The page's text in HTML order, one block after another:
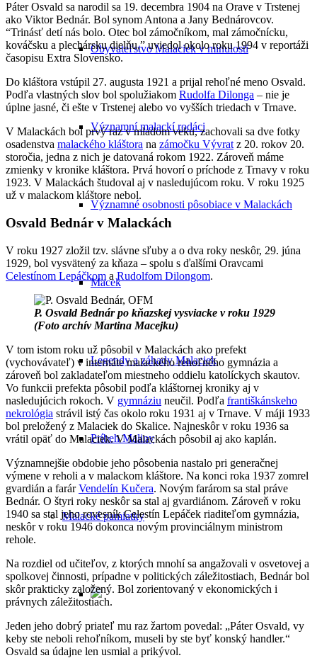
Obyvateľstvo Malaciek v minulosti
Významní malackí rodáci
Významné osobnosti pôsobiace v Malackách
Macek
Legendy a záhady Malaciek
Príbeh Maliny
Malacké pamiatky
Páter Osvald sa narodil sa 19. decembra 1904 na Orave v Trstenej
ako Viktor Bednár. Bol synom Antona a Jany Bednárovcov.
“Trinásť detí nás bolo. Otec bol zámočníkom, mal zámočnícku,
kováčsku a plechársku dielňu,” uviedol okolo roku 1994 v reportáži
časopisu Extra Slovensko.
Do kláštora vstúpil 27. augusta 1921 a prijal rehoľné meno Osvald.
Podľa vlastných slov bol spolužiakom Rudolfa Dilonga – nie je
úplne jasné, či ešte v Trstenej alebo vo vyšších triedach v Trnave.
V Malackách bol prvý raz v mladom veku, zachovali sa dve fotky
osadenstva malackého kláštora na zámočku Vývrat z 20. rokov 20.
storočia, jedna z nich je datovaná rokom 1922. Zároveň máme
zmienky v kronike kláštora. Prvá hovorí o príchode z Trnavy v roku
1923. V Malackách študoval aj v nasledujúcom roku. V roku 1925
už v malackom kláštore nebol.
Osvald Bednár v Malackách
V roku 1927 zložil tzv. slávne sľuby a o dva roky neskôr, 29. júna
1929, bol vysvätený za kňaza – spolu s ďalšími Oravcami
Celestínom Lepáčkom aRudolfom Dilongom.
P. Osvald Bednár po kňazskej vysviacke v roku 1929
(Foto archív Martina Macejku)
V tom istom roku už pôsobil v Malackách ako prefekt
(vychovávateľ) v internáte malackého rehoľného gymnázia a
zároveň bol zakladateľom miestneho oddielu katolíckych skautov.
Vo funkcii prefekta pôsobil podľa kláštornej kroniky aj v
nasledujúcich rokoch. V gymnáziu neučil. Podľa františkánskeho
nekrológia strávil istý čas okolo roku 1931 aj v Trnave. V máji 1933
bol preložený z Malaciek do Skalice. Najneskôr v roku 1936 sa
vrátil opäť do Malaciek. V Malackách pôsobil aj ako kaplán.
Významnejšie obdobie jeho pôsobenia nastalo pri generačnej
výmene v reholi a v malackom kláštore. Na konci roka 1937 zomrel
gvardián a farárVendelín Kučera. Novým farárom sa stal práve
Bednár. O štyri roky neskôr sa stal aj gvardiánom. Zároveň v roku
1940 sa stal jeho rovesník Celestín Lepáček riaditeľom gymnázia,
neskôr v roku 1946 dokonca novým provinciálnym ministrom
rehole.
Na rozdiel od učiteľov, z ktorých mnohí sa angažovali v osvetovej a
spolkovej činnosti, prípadne v politických záležitostiach, Bednár bol
skôr prakticky založený. Bol zorientovaný v ekonomických i
právnych záležitostiach.
Jeden jeho dobrý priateľ mu raz žartom povedal: „Páter Osvald, vy
keby ste neboli rehoľníkom, museli by ste byť konský handler.“
Osvald sa údajne len usmial a prikývol.